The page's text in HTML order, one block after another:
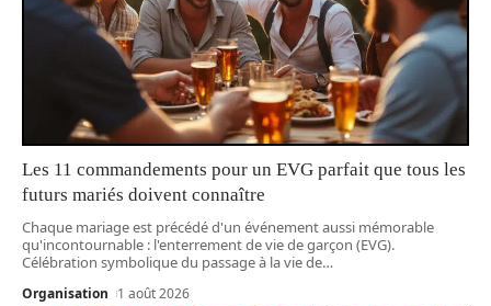
Les 11 commandements pour un EVG parfait que tous les
futurs mariés doivent connaître
Chaque mariage est précédé d'un événement aussi mémorable
qu'incontournable : l'enterrement de vie de garçon (EVG).
Célébration symbolique du passage à la vie de…
Organisation 1 août 2026